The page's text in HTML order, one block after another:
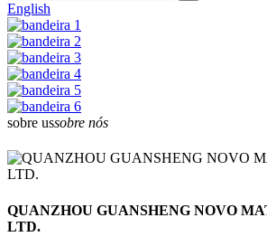
English
sobre ussobre nós
QUANZHOU GUANSHENG NOVO
LTD.